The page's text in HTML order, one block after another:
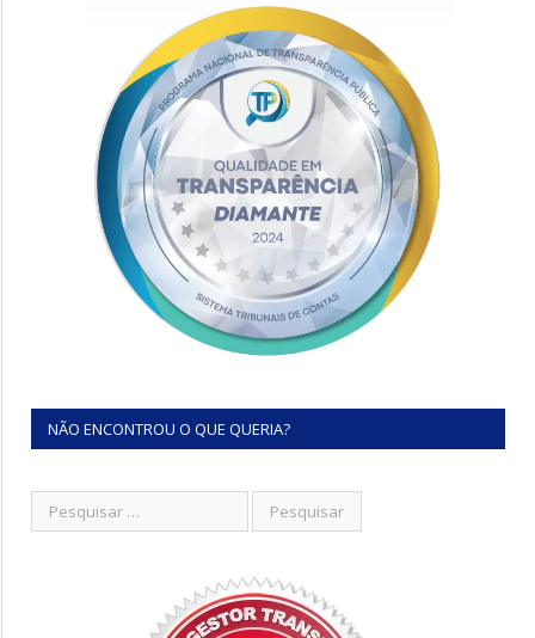
NÃO ENCONTROU O QUE QUERIA?